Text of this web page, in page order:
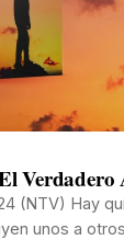
(NTV) Hay
unos a